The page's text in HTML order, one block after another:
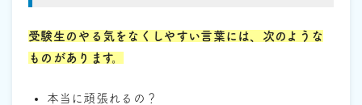
受験生のやる気をなくしやすい言葉には、次のような
ものがあります。
本当に頑張れるの？